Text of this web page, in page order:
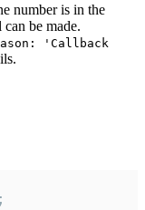
number is in the
be made.
'Callback